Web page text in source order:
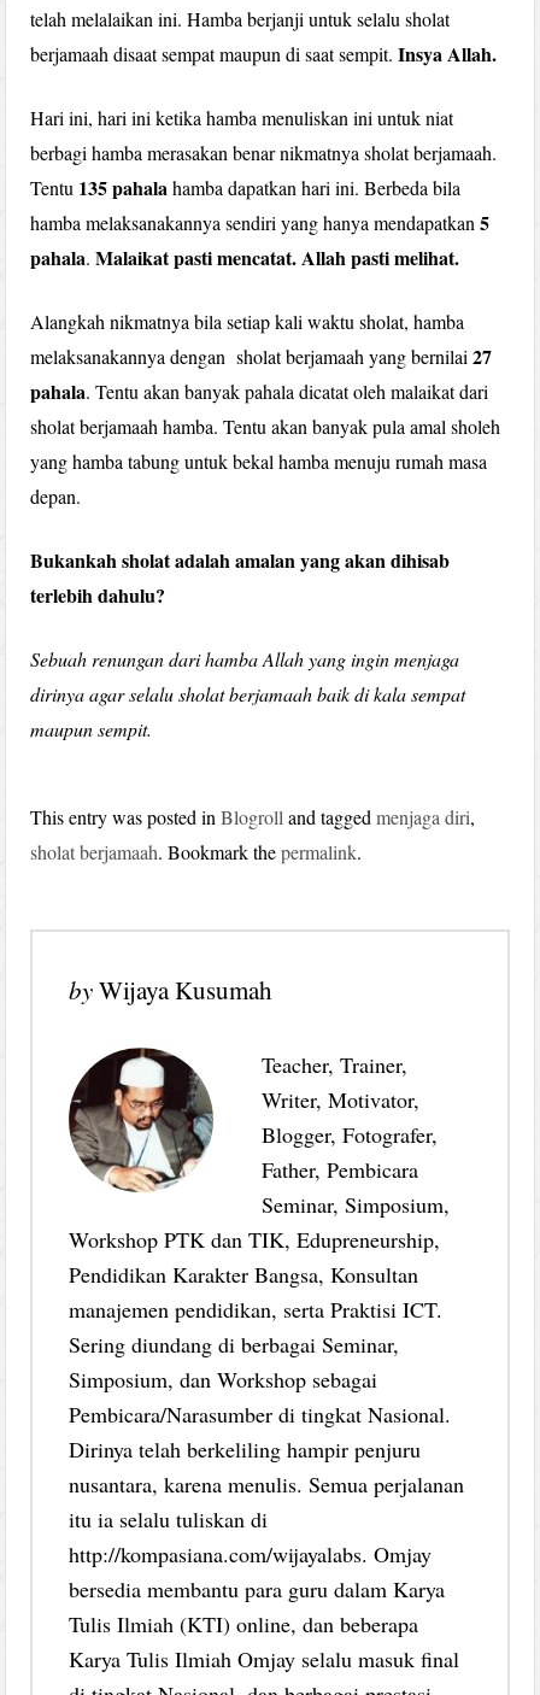
telah melalaikan ini. Hamba berjanji untuk selalu sholat
berjamaah disaat sempat maupun di saat sempit.Insya Allah.
Hari ini, hari ini ketika hamba menuliskan ini untuk niat
berbagi hamba merasakan benar nikmatnya sholat berjamaah.
Tentu 135 pahala hamba dapatkan hari ini. Berbeda bila
hamba melaksanakannya sendiri yang hanya mendapatkan5
pahala.Malaikat pasti mencatat. Allah pasti melihat.
Alangkah nikmatnya bila setiap kali waktu sholat, hamba
melaksanakannya dengan sholat berjamaah yang bernilai27
pahala. Tentu akan banyak pahala dicatat oleh malaikat dari
sholat berjamaah hamba. Tentu akan banyak pula amal sholeh
yang hamba tabung untuk bekal hamba menuju rumah masa
depan.
Bukankah sholat adalah amalan yang akan dihisab
terlebih dahulu?
Sebuah renungan dari hamba Allah yang ingin menjaga
dirinya agar selalu sholat berjamaah baik di kala sempat
maupun sempit.
This entry was posted inBlogroll and taggedmenjaga diri,
sholat berjamaah. Bookmark thepermalink.
byWijaya Kusumah
Teacher, Trainer,
Writer, Motivator,
Blogger, Fotografer,
Father, Pembicara
Seminar, Simposium,
Workshop PTK dan TIK, Edupreneurship,
Pendidikan Karakter Bangsa, Konsultan
manajemen pendidikan, serta Praktisi ICT.
Sering diundang di berbagai Seminar,
Simposium, dan Workshop sebagai
Pembicara/Narasumber di tingkat Nasional.
Dirinya telah berkeliling hampir penjuru
nusantara, karena menulis. Semua perjalanan
itu ia selalu tuliskan di
http://kompasiana.com/wijayalabs. Omjay
bersedia membantu para guru dalam Karya
Tulis Ilmiah (KTI) online, dan beberapa
Karya Tulis Ilmiah Omjay selalu masuk final